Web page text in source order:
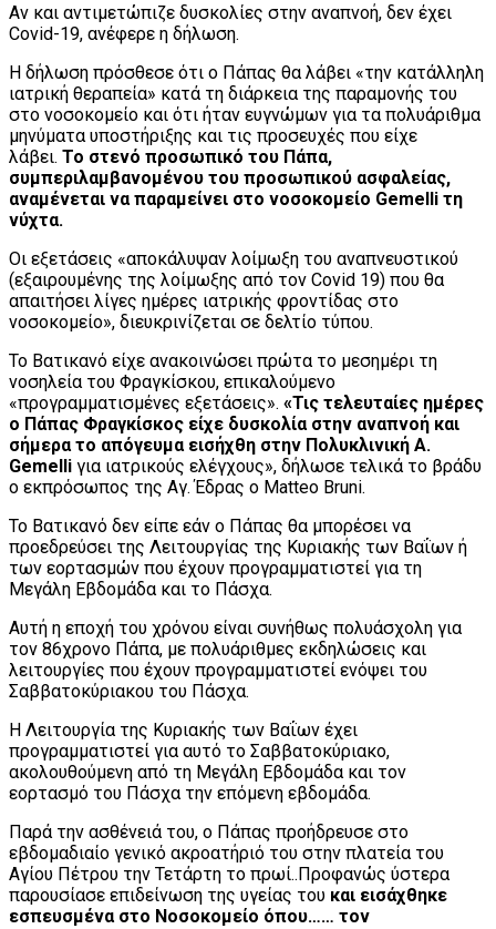
Αν και αντιμετώπιζε δυσκολίες στην αναπνοή, δεν έχει
Covid-19, ανέφερε η δήλωση.
Η δήλωση πρόσθεσε ότι ο Πάπας θα λάβει «την κατάλληλη
ιατρική θεραπεία» κατά τη διάρκεια της παραμονής του
στο νοσοκομείο και ότι ήταν ευγνώμων για τα πολυάριθμα
μηνύματα υποστήριξης και τις προσευχές που είχε
λάβει. Το στενό προσωπικό του Πάπα,
συμπεριλαμβανομένου του προσωπικού ασφαλείας,
αναμένεται να παραμείνει στο νοσοκομείο Gemelli τη
νύχτα.
Οι εξετάσεις «αποκάλυψαν λοίμωξη του αναπνευστικού
(εξαιρουμένης της λοίμωξης από τον Covid 19) που θα
απαιτήσει λίγες ημέρες ιατρικής φροντίδας στο
νοσοκομείο», διευκρινίζεται σε δελτίο τύπου.
Το Βατικανό είχε ανακοινώσει πρώτα το μεσημέρι τη
νοσηλεία του Φραγκίσκου, επικαλούμενο
«προγραμματισμένες εξετάσεις». «Τις τελευταίες ημέρες
ο Πάπας Φραγκίσκος είχε δυσκολία στην αναπνοή και
σήμερα το απόγευμα εισήχθη στην Πολυκλινική A.
Gemelli για ιατρικούς ελέγχους», δήλωσε τελικά το βράδυ
ο εκπρόσωπος της Αγ. Έδρας ο Matteo Bruni.
Το Βατικανό δεν είπε εάν ο Πάπας θα μπορέσει να
προεδρεύσει της Λειτουργίας της Κυριακής των Βαΐων ή
των εορτασμών που έχουν προγραμματιστεί για τη
Μεγάλη Εβδομάδα και το Πάσχα.
Αυτή η εποχή του χρόνου είναι συνήθως πολυάσχολη για
τον 86χρονο Πάπα, με πολυάριθμες εκδηλώσεις και
λειτουργίες που έχουν προγραμματιστεί ενόψει του
Σαββατοκύριακου του Πάσχα.
Η Λειτουργία της Κυριακής των Βαΐων έχει
προγραμματιστεί για αυτό το Σαββατοκύριακο,
ακολουθούμενη από τη Μεγάλη Εβδομάδα και τον
εορτασμό του Πάσχα την επόμενη εβδομάδα.
Παρά την ασθένειά του, ο Πάπας προήδρευσε στο
εβδομαδιαίο γενικό ακροατήριό του στην πλατεία του
Αγίου Πέτρου την Τετάρτη το πρωί..Προφανώς ύστερα
παρουσίασε επιδείνωση της υγείας του και εισάχθηκε
εσπευσμένα στο Νοσοκομείο όπου…… τον